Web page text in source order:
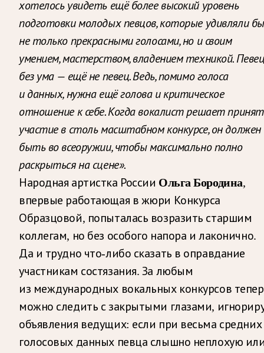
хотелось увидеть ещё более высокий уровень
подготовки молодых певцов, которые удивляли бы
не только прекрасными голосами, но и своим
умением, мастерством, владением техникой.
без ума — ещё не певец. Ведь, помимо голоса
и данных, нужна ещё голова и критическое
отношение к себе. Когда вокалист решает
участие в столь масштабном конкурсе, он должен
быть во всеоружии, чтобы максимально полно
раскрыться на сцене».
Народная артистка России Ольга Бородина,
впервые работающая в жюри Конкурса
Образцовой, попыталась возразить старшим
коллегам, но без особого напора и лаконично.
Да и трудно что-либо сказать в оправдание
участникам состязания. За любым
из международных вокальных конкурсов
можно следить с закрытыми глазами,
объявления ведущих: если при весьма средних
голосовых данных певца слышно неплохую